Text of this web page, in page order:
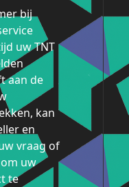
bij
uw TNT
aan de
kan
en
vraag of
uw
te